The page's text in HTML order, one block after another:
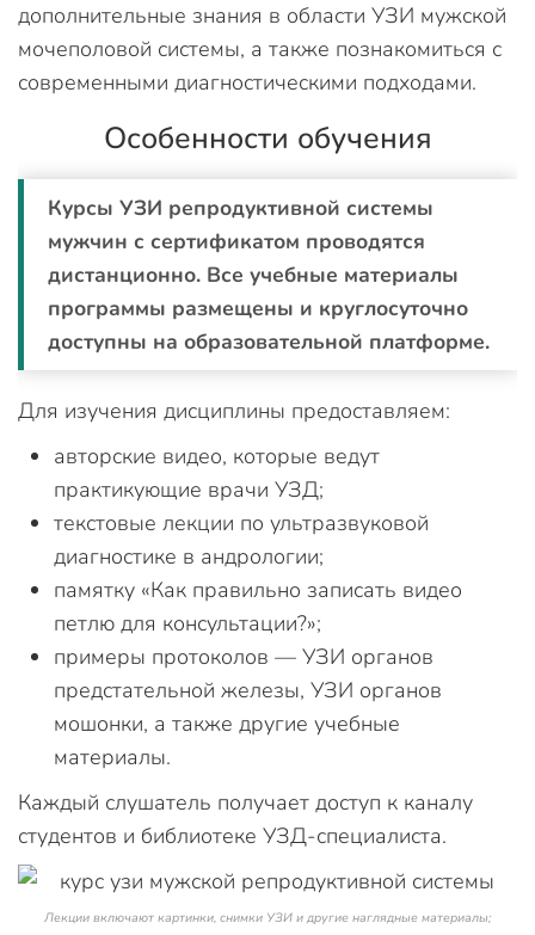
дополнительные знания в области УЗИ мужской
мочеполовой системы, а также познакомиться с
современными диагностическими подходами.
Особенности обучения
Курсы УЗИ репродуктивной системы
мужчин с сертификатом проводятся
дистанционно. Все учебные материалы
программы размещены и круглосуточно
доступны на образовательной платформе.
Для изучения дисциплины предоставляем:
авторские видео, которые ведут
практикующие врачи УЗД;
текстовые лекции по ультразвуковой
диагностике в андрологии;
памятку «Как правильно записать видео
петлю для консультации?»;
примеры протоколов — УЗИ органов
предстательной железы, УЗИ органов
мошонки, а также другие учебные
материалы.
Каждый слушатель получает доступ к каналу
студентов и библиотеке УЗД-специалиста.
Лекции включают картинки, снимки УЗИ и другие наглядные материалы;